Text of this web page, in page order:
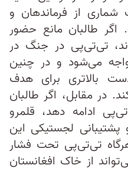
از فرماندهان و
طالبان مانع حضور
تی‌تی‌پی در جنگ در
می‌شود و در چنین
بالاتری برای هدف
در مقابل، اگر طالبان
ادامه دهد، قلمرو
پشتیبانی لجستیکی این
تی‌تی‌پی تحت فشار
از خاک افغانستان